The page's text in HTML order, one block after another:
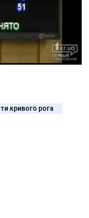
кривого рога